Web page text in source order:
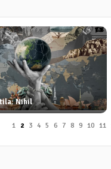
Nihil
1 2 3 4 5 6 7 8 9 10 11